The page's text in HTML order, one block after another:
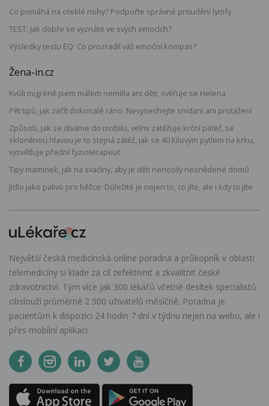
Co pomáhá na oteklé nohy? Podpořte správné proudění lymfy
TEST: Jak dobře se vyznáte ve svých emocích?
Výsledky testu EQ: Co prozradil váš emoční kompas?
Žena-in.cz
Kvůli migréně jsem málem neměla ani děti, svěřuje se Helena
Pět tipů, jak začít dokonalé ráno. Nevynechejte snídani ani protažení
Způsob, jak se díváme do mobilu, velmi zatěžuje krční páteř, se
skloněnou hlavou je to stejná zátěž, jak se 40 kilovým pytlem na krku,
vysvětluje přední fyzioterapeut
Tipy maminek, jak na svačiny, aby je děti nenosily nesnědené domů
Jídlo jako palivo pro běžce: Důležité je nejen to, co jíte, ale i kdy to jíte
Největší česká medicínská online poradna a průkopník v oblasti
telemedicíny si klade za cíl zefektivnit a zkvalitnit české
zdravotnictví. Tým více jak 300 lékařů včetně desítek specialistů
obslouží průměrně 2 500 uživatelů měsíčně. Poradna je
pacientům k dispozici 24 hodin 7 dní v týdnu nejen na webu, ale i
přes mobilní aplikaci.